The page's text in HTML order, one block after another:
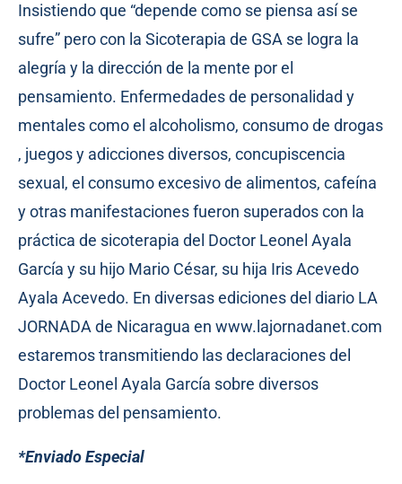
Insistiendo que “depende como se piensa así se
sufre” pero con la Sicoterapia de GSA se logra la
alegría y la dirección de la mente por el
pensamiento. Enfermedades de personalidad y
mentales como el alcoholismo, consumo de drogas
, juegos y adicciones diversos, concupiscencia
sexual, el consumo excesivo de alimentos, cafeína
y otras manifestaciones fueron superados con la
práctica de sicoterapia del Doctor Leonel Ayala
García y su hijo Mario César, su hija Iris Acevedo
Ayala Acevedo. En diversas ediciones del diario LA
JORNADA de Nicaragua en www.lajornadanet.com
estaremos transmitiendo las declaraciones del
Doctor Leonel Ayala García sobre diversos
problemas del pensamiento.
*Enviado Especial